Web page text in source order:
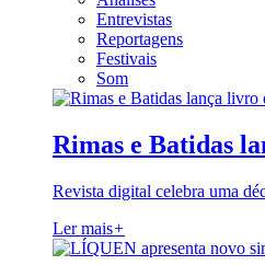
Entrevistas
Reportagens
Festivais
Som
Rimas e Batidas
Revista digital celebra uma
Ler mais+